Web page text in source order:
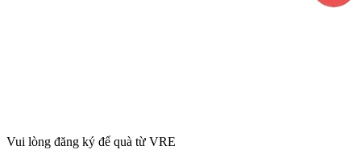
Vui lòng đăng ký để quà từ VRE